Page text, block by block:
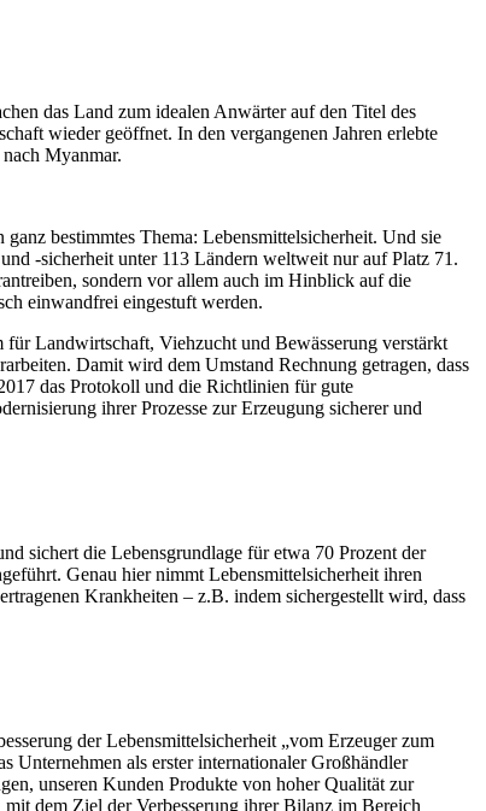
das Land zum idealen Anwärter auf den Titel des
wieder geöffnet. In den vergangenen Jahren erlebte
Myanmar.
bestimmtes Thema: Lebensmittelsicherheit. Und sie
-sicherheit unter 113 Ländern weltweit nur auf Platz 71.
sondern vor allem auch im Hinblick auf die
einwandfrei eingestuft werden.
Landwirtschaft, Viehzucht und Bewässerung verstärkt
Damit wird dem Umstand Rechnung getragen, dass
das Protokoll und die Richtlinien für gute
ihrer Prozesse zur Erzeugung sicherer und
sichert die Lebensgrundlage für etwa 70 Prozent der
Genau hier nimmt Lebensmittelsicherheit ihren
Krankheiten – z.B. indem sichergestellt wird, dass
der Lebensmittelsicherheit „vom Erzeuger zum
Unternehmen als erster internationaler Großhändler
unseren Kunden Produkte von hoher Qualität zur
dem Ziel der Verbesserung ihrer Bilanz im Bereich